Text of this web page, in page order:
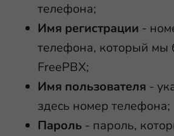
телефона;
Имя регистрации -
телефона, который мы
FreePBX;
Имя пользователя -
здесь номер телефона;
Пароль - пароль,